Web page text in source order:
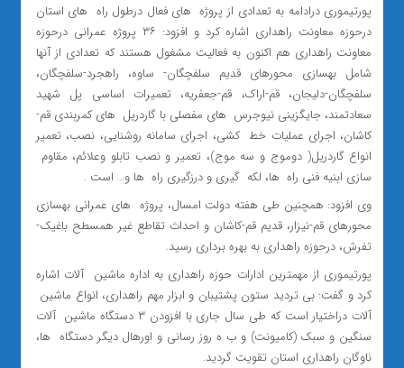
پورتیموری درادامه به تعدادی از پروژه ‌ های فعال درطول راه ‌ های استان
درحوزه معاونت راهداری اشاره کرد و افزود: ۳۶ پروژه عمرانی درحوزه
معاونت راهداری هم اکنون به فعالیت مشغول هستند که تعدادی از آنها
شامل بهسازی محورهای قدیم سلفچگان- ساوه، راهجرد-سلفچگان،
سلفچگان-دلیجان، قم-اراک، قم-جعفریه، تعمیرات اساسی پل شهید
سعادتمند، جایگزینی نیوجرس ‌ های مفصلی با گاردریل ‌ های کمربندی قم-
کاشان، اجرای عملیات خط ‌ کشی، اجرای سامانه روشنایی، نصب، تعمیر
انواع گاردریل( دوموج و سه موج)، تعمیر و نصب تابلو وعلائم، مقاوم ‌
سازی ابنیه فنی راه ‌ ها، لکه ‌ گیری و درزگیری راه ‌ ها و… است .
وی افزود: همچنین طی هفته دولت امسال، پروژه ‌ های عمرانی بهسازی
محورهای قم-نیزار، قدیم قم-کاشان و احداث تقاطع غیر همسطح باغیک-
تفرش، درحوزه راهداری به بهره برداری رسید.
پورتیموری از مهمترین ادارات حوزه راهداری به اداره ماشین ‌ آلات اشاره
کرد و گفت: بی تردید ستون پشتیبان و ابزار مهم راهداری، انواع ماشین ‌
آلات دراختیار است که طی سال جاری با افزودن ۳ دستگاه ماشین ‌ آلات
سنگین و سبک (کامیونت) و ب ه‌ روز رسانی و اورهال دیگر دستگاه ‌ ها،
ناوگان راهداری استان تقویت گردید.